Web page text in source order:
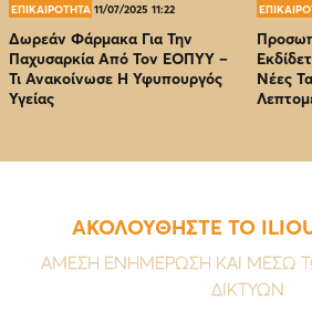
ΕΠΙΚΑΙΡΟΤΗΤΑ 11/07/2025 11:22
Δωρεάν Φάρμακα Για Την
Παχυσαρκία Από Τον EOΠΥΥ –
Τι Ανακοίνωσε Η Υφυπουργός
Υγείας
Νέες
ΑΚΟΛΟΥΘΗΣΤΕ ΤΟ
ΑΜΕΣΗ ΕΝΗΜΕΡΩΣΗ ΚΑΙ ΜΕΣΩ
ΔΙΚΤΥΩΝ